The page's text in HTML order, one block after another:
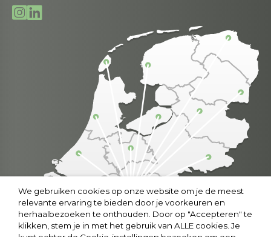
We gebruiken cookies op onze website om je de meest
relevante ervaring te bieden door je voorkeuren en
herhaalbezoeken te onthouden. Door op "Accepteren" te
klikken, stem je in met het gebruik van ALLE cookies. Je